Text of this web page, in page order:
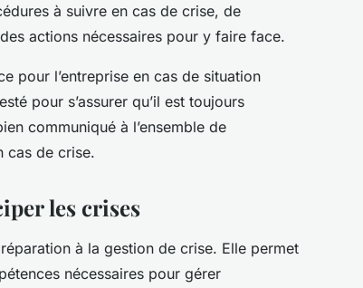
à suivre en cas de crise, de
actions nécessaires pour y faire face.
pour l’entreprise en cas de situation
pour s’assurer qu’il est toujours
communiqué à l’ensemble de
cas de crise.
les crises
à la gestion de crise. Elle permet
nécessaires pour gérer